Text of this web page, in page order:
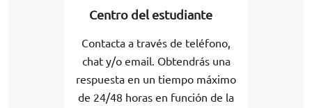
Centro del estudiante
Contacta a través de teléfono,
chat y/o email. Obtendrás una
respuesta en un tiempo máximo
de 24/48 horas en función de la